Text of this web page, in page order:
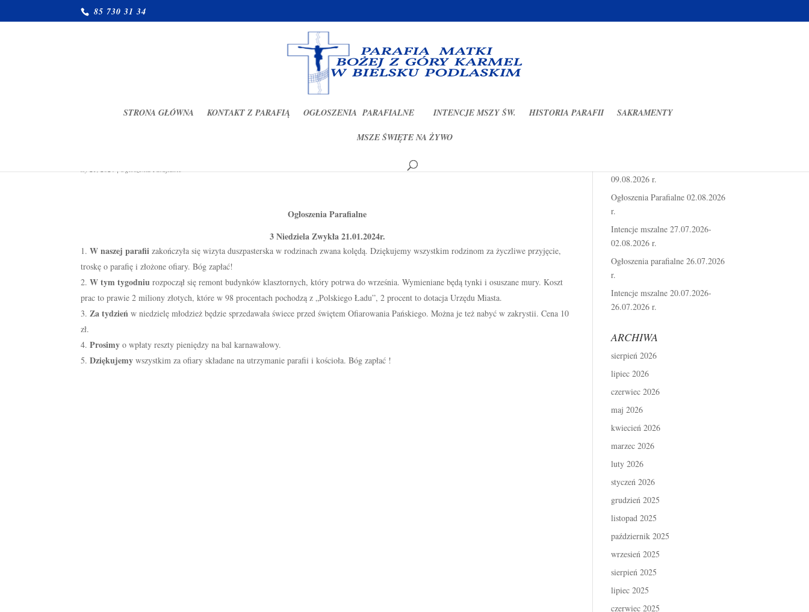
85 730 31 34
STRONA GŁÓWNA KONTAKT Z PARAFIĄ OGŁOSZENIA PARAFIALNE INTENCJE MSZY ŚW. HISTORIA PARAFII SAKRAMENTY
MSZE ŚWIĘTE NA ŻYWO
sty 21, 2024|Ogłoszenia Parafialne
Ogłoszenia Parafialne
3 Niedziela Zwykła 21.01.2024r.
W naszej parafii zakończyła się wizyta duszpasterska w rodzinach zwana kolędą. Dziękujemy wszystkim rodzinom za życzliwe przyjęcie,
troskę o parafię i złożone ofiary. Bóg zapłać!
W tym tygodniu rozpoczął się remont budynków klasztornych, który potrwa do września. Wymieniane będą tynki i osuszane mury. Koszt
prac to prawie 2 miliony złotych, które w 98 procentach pochodzą z „Polskiego Ładu”, 2 procent to dotacja Urzędu Miasta.
Za tydzień w niedzielę młodzież będzie sprzedawała świece przed świętem Ofiarowania Pańskiego. Można je też nabyć w zakrystii. Cena 10
zł.
Prosimyo wpłaty reszty pieniędzy na bal karnawałowy.
Dziękujemywszystkim za ofiary składane na utrzymanie parafii i kościoła. Bóg zapłać !
09.08.2026 r.
Ogłoszenia Parafialne 02.08.2026
r.
Intencje mszalne 27.07.2026-
02.08.2026 r.
Ogłoszenia parafialne 26.07.2026
r.
Intencje mszalne 20.07.2026-
26.07.2026 r.
ARCHIWA
sierpień 2026
lipiec 2026
czerwiec 2026
maj 2026
kwiecień 2026
marzec 2026
luty 2026
styczeń 2026
grudzień 2025
listopad 2025
październik 2025
wrzesień 2025
sierpień 2025
lipiec 2025
czerwiec 2025